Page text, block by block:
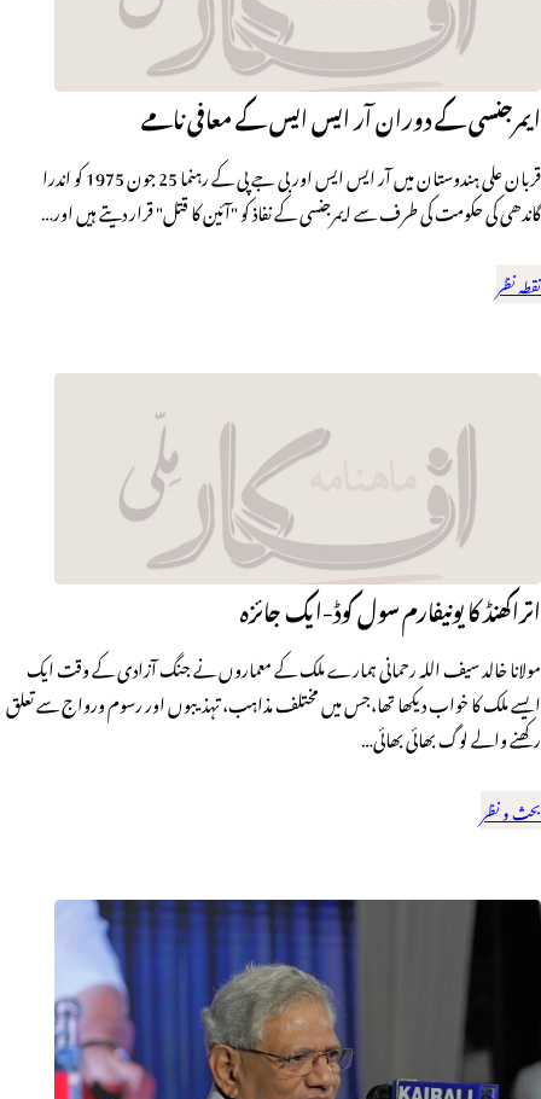
ایمرجنسی کے دوران آر ایس ایس کے معافی نامے
قربان علی ہندوستان میں آر ایس ایس اور بی جے پی کے رہنما 25 جون 1975 کو اندرا
گاندھی کی حکومت کی طرف سے ایمرجنسی کے نفاذ کو "آئین کا قتل" قرار دیتے ہیں اور…
نقطہ نظر
اتراکھنڈ کا یونیفارم سول کوڈ-ایک جائزہ
مولانا خالد سیف اللہ رحمانی ہمارے ملک کے معماروں نے جنگ آزادی کے وقت ایک
ایسے ملک کا خواب دیکھا تھا،جس میں مختلف مذاہب، تہذیبوں اور رسوم ورواج سے تعلق
رکھنے والے لوگ بھائی بھائی…
بحث و نظر